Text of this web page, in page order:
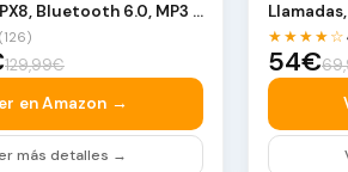
Bluetooth 6.0, MP3 8
…
(126)
129,99€
en Amazon →
más detalles →
Sm…
★★★★☆
54€